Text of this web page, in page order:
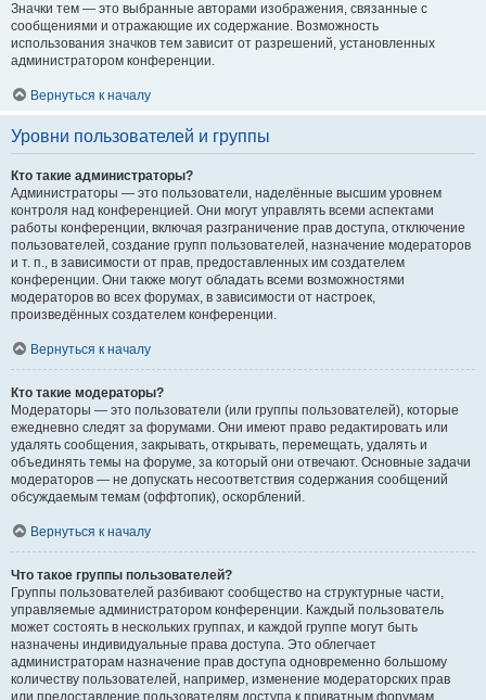
Значки тем — это выбранные авторами изображения, связанные с
сообщениями и отражающие их содержание. Возможность
использования значков тем зависит от разрешений, установленных
администратором конференции.
Вернуться к началу
Уровни пользователей и группы
Кто такие администраторы?
Администраторы — это пользователи, наделённые высшим уровнем
контроля над конференцией. Они могут управлять всеми аспектами
работы конференции, включая разграничение прав доступа, отключение
пользователей, создание групп пользователей, назначение модераторов
и т. п., в зависимости от прав, предоставленных им создателем
конференции. Они также могут обладать всеми возможностями
модераторов во всех форумах, в зависимости от настроек,
произведённых создателем конференции.
Вернуться к началу
Кто такие модераторы?
Модераторы — это пользователи (или группы пользователей), которые
ежедневно следят за форумами. Они имеют право редактировать или
удалять сообщения, закрывать, открывать, перемещать, удалять и
объединять темы на форуме, за который они отвечают. Основные задачи
модераторов — не допускать несоответствия содержания сообщений
обсуждаемым темам (оффтопик), оскорблений.
Вернуться к началу
Что такое группы пользователей?
Группы пользователей разбивают сообщество на структурные части,
управляемые администратором конференции. Каждый пользователь
может состоять в нескольких группах, и каждой группе могут быть
назначены индивидуальные права доступа. Это облегчает
администраторам назначение прав доступа одновременно большому
количеству пользователей, например, изменение модераторских прав
или предоставление пользователям доступа к приватным форумам.